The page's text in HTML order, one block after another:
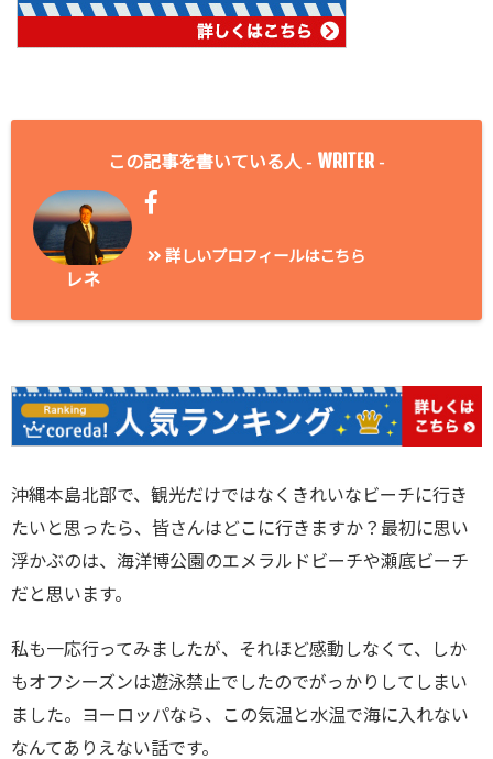
この記事を書いている人 - WRITER -
レネ
詳しいプロフィールはこちら
沖縄本島北部で、観光だけではなくきれいなビーチに行き
たいと思ったら、皆さんはどこに行きますか？最初に思い
浮かぶのは、海洋博公園のエメラルドビーチや瀬底ビーチ
だと思います。
私も一応行ってみましたが、それほど感動しなくて、しか
もオフシーズンは遊泳禁止でしたのでがっかりしてしまい
ました。ヨーロッパなら、この気温と水温で海に入れない
なんてありえない話です。